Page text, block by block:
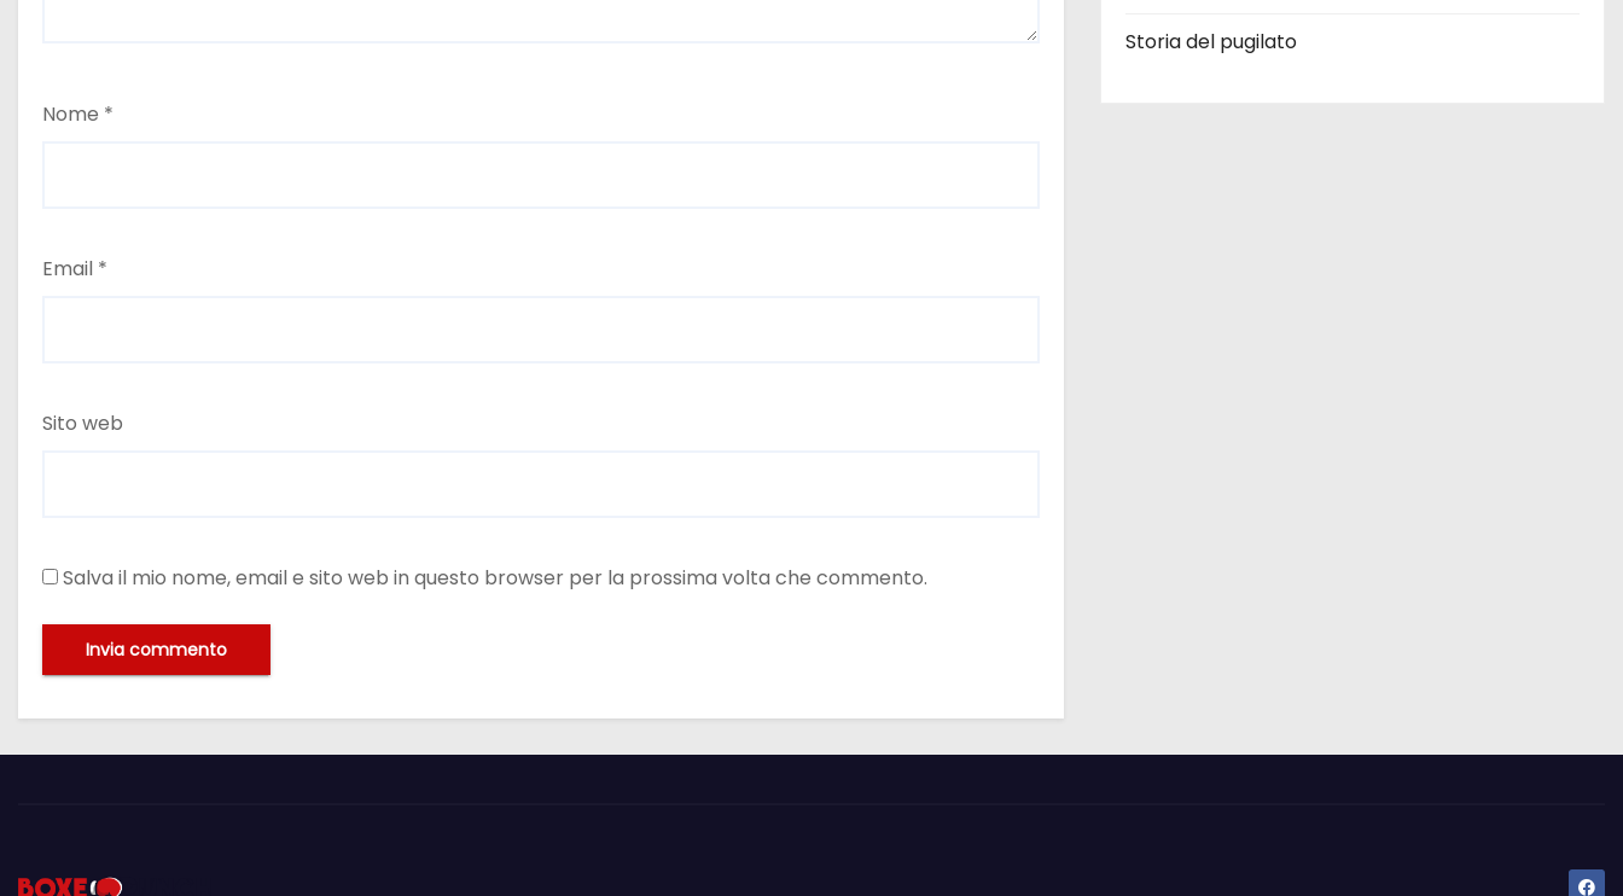
Nome *
Email *
Sito web
Salva il mio nome, email e sito web in questo browser per la prossima volta che commento.
Storia del pugilato